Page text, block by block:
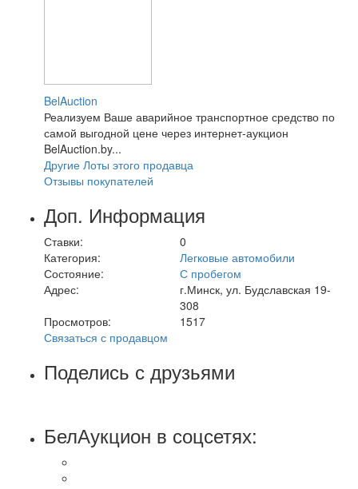
BelAuction
Реализуем Ваше аварийное транспортное средство по
самой выгодной цене через интернет-аукцион
BelAuction.by...
Другие Лоты этого продавца
Отзывы покупателей
Доп. Информация
Ставки:
0
Категория:
Легковые автомобили
Состояние:
С пробегом
Адрес:
г.Минск, ул. Будславская 19-
308
Просмотров:
1517
Связаться с продавцом
Поделись с друзьями
БелАукцион в соцсетях: